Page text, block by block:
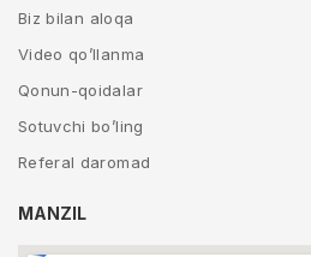
Biz bilan aloqa
Video qo’llanma
Qonun-qoidalar
Sotuvchi bo’ling
Referal daromad
MANZIL